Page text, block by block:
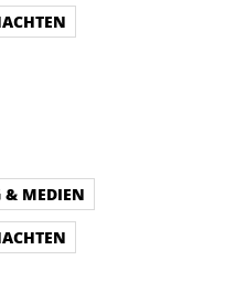
& MEDIEN